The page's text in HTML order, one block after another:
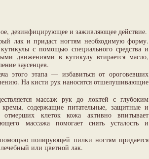
дезинфицирующее и заживляющее действие.
лак и придаст ногтям необходимую форму.
с помощью специального средства и
движениями в кутикулу втирается масло,
заусенцев.
этого этапа — избавиться от ороговевших
На кисти рук наносятся отшелушивающие
массаж рук до локтей с глубоким
содержащие питательные, защитные и
клеток кожа активно впитывает
массажа помогает снять усталость и
полирующей пилки ногтям придается
или цветной лак.